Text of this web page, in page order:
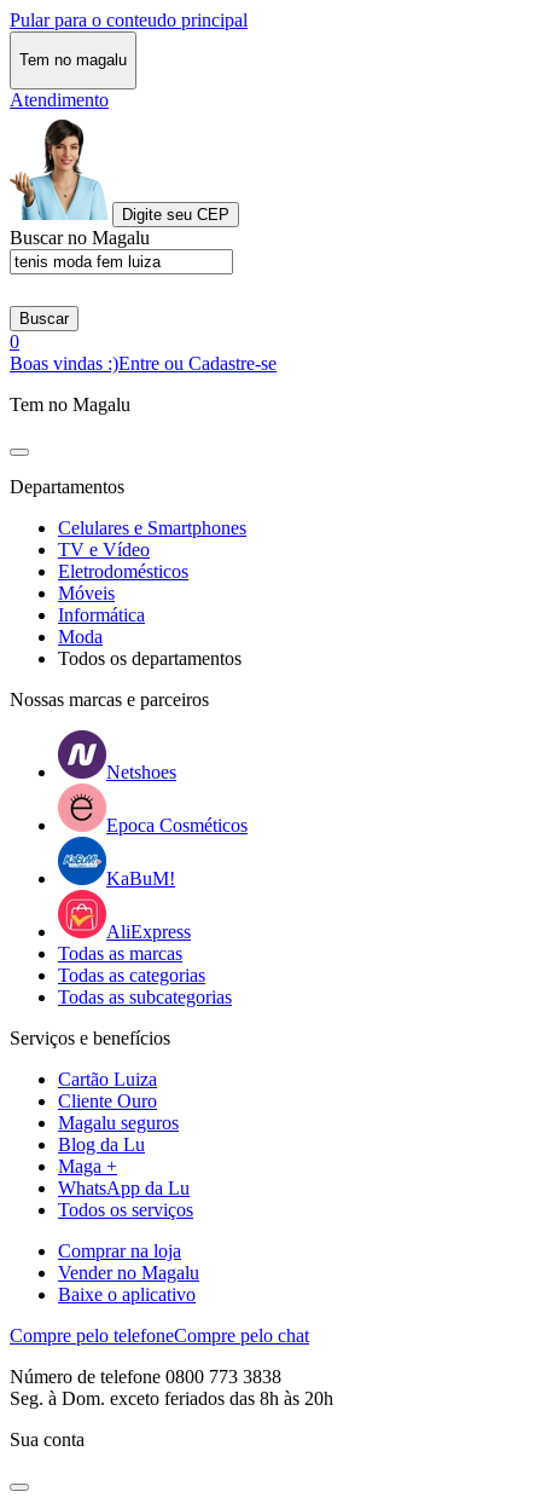
Pular para o conteudo principal
Tem no magalu
Atendimento
Digite seu CEP
Buscar no Magalu
Buscar
0
Boas vindas :)Entre ou Cadastre-se
Tem no Magalu
Departamentos
Celulares e Smartphones
TV e Vídeo
Eletrodomésticos
Móveis
Informática
Moda
Todos os departamentos
Nossas marcas e parceiros
Netshoes
Epoca Cosméticos
KaBuM!
AliExpress
Todas as marcas
Todas as categorias
Todas as subcategorias
Serviços e benefícios
Cartão Luiza
Cliente Ouro
Magalu seguros
Blog da Lu
Maga +
WhatsApp da Lu
Todos os serviços
Comprar na loja
Vender no Magalu
Baixe o aplicativo
Compre pelo telefoneCompre pelo chat
Número de telefone 0800 773 3838
Seg. à Dom. exceto feriados das 8h às 20h
Sua conta